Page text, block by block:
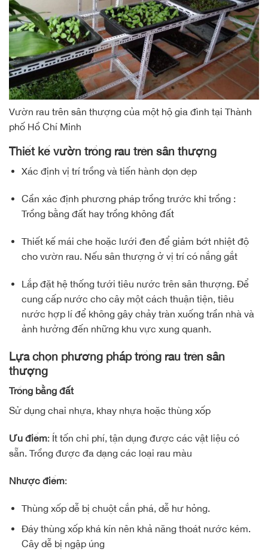
Vườn rau trên sân thượng của một hộ gia đình tại Thành
phố Hồ Chí Minh
Thiết kế vườn trồng rau trên sân thượng
Xác định vị trí trồng và tiến hành dọn dẹp
Cần xác định phương pháp trồng trước khi trồng :
Trồng bằng đất hay trồng không đất
Thiết kế mái che hoặc lưới đen để giảm bớt nhiệt độ
cho vườn rau. Nếu sân thượng ở vị trí có nắng gắt
Lắp đặt hệ thống tưới tiêu nước trên sân thượng. Để
cung cấp nước cho cây một cách thuận tiện, tiêu
nước hợp lí để không gây chảy tràn xuống trần nhà và
ảnh hưởng đến những khu vực xung quanh.
Lựa chọn phương pháp trồng rau trên sân
thượng
Trồng bằng đất
Sử dụng chai nhựa, khay nhựa hoặc thùng xốp
Ưu điểm: Ít tốn chi phí, tận dụng được các vật liệu có
sẵn. Trồng được đa dạng các loại rau màu
Nhược điểm:
Thùng xốp dễ bị chuột cắn phá, dễ hư hỏng.
Đáy thùng xốp khá kín nên khả năng thoát nước kém.
Cây dễ bị ngập úng